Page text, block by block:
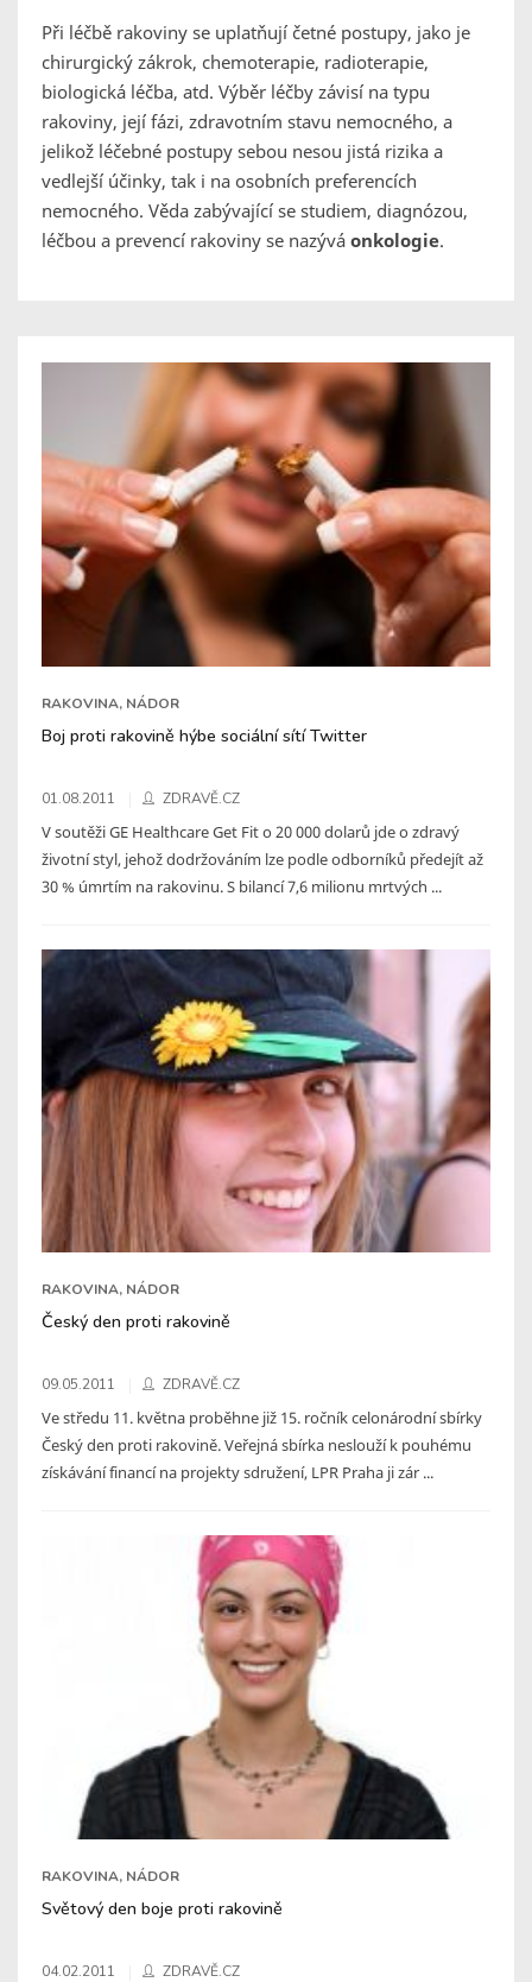
Při léčbě rakoviny se uplatňují četné postupy, jako je
chirurgický zákrok, chemoterapie, radioterapie,
biologická léčba, atd. Výběr léčby závisí na typu
rakoviny, její fázi, zdravotním stavu nemocného, a
jelikož léčebné postupy sebou nesou jistá rizika a
vedlejší účinky, tak i na osobních preferencích
nemocného. Věda zabývající se studiem, diagnózou,
léčbou a prevencí rakoviny se nazývá onkologie.
RAKOVINA, NÁDOR
Boj proti rakovině hýbe sociální sítí Twitter
01.08.2011 ZDRAVĚ.CZ
V soutěži GE Healthcare Get Fit o 20 000 dolarů jde o zdravý
životní styl, jehož dodržováním lze podle odborníků předejít až
30 % úmrtím na rakovinu. S bilancí 7,6 milionu mrtvých ...
RAKOVINA, NÁDOR
Český den proti rakovině
09.05.2011 ZDRAVĚ.CZ
Ve středu 11. května proběhne již 15. ročník celonárodní sbírky
Český den proti rakovině. Veřejná sbírka neslouží k pouhému
získávání financí na projekty sdružení, LPR Praha ji zár ...
RAKOVINA, NÁDOR
Světový den boje proti rakovině
04.02.2011 ZDRAVĚ.CZ